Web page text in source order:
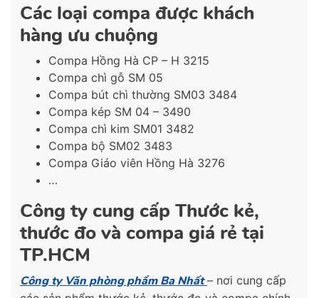
Các loại compa được khách
hàng ưu chuộng
Compa Hồng Hà CP – H 3215
Compa chì gỗ SM 05
Compa bút chì thường SM03 3484
Compa kép SM 04 – 3490
Compa chì kim SM01 3482
Compa bộ SM02 3483
Compa Giáo viên Hồng Hà 3276
…
Công ty cung cấp Thước kẻ,
thước đo và compa giá rẻ tại
TP.HCM
Công ty Văn phòng phẩm Ba Nhất – nơi cung cấp